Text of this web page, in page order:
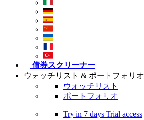
債券スクリーナー
ウォッチリスト & ポートフォリオ
ウォッチリスト
ポートフォリオ
Try in 7 days Trial access